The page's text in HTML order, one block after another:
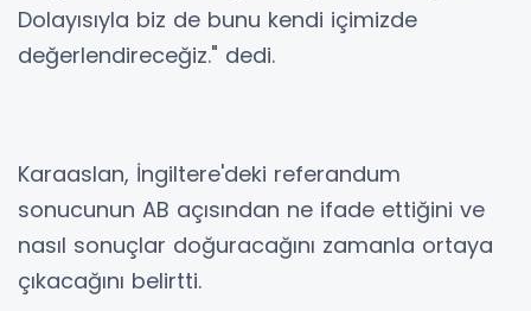
Dolayısıyla biz de bunu kendi içimizde
değerlendireceğiz." dedi.
Karaaslan, İngiltere'deki referandum
sonucunun AB açısından ne ifade ettiğini ve
nasıl sonuçlar doğuracağını zamanla ortaya
çıkacağını belirtti.